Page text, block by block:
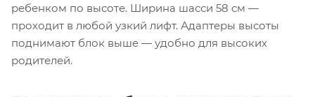
ребенком по высоте. Ширина шасси 58 см —
проходит в любой узкий лифт. Адаптеры высоты
поднимают блок выше — удобно для высоких
родителей.